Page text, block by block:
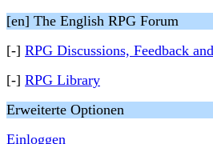
[en] The English RPG Forum
[-] RPG Discussions, Feedback
[-] RPG Library
Erweiterte Optionen
Einloggen